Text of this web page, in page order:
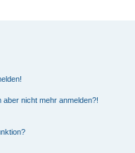
nicht mehr anmelden?!